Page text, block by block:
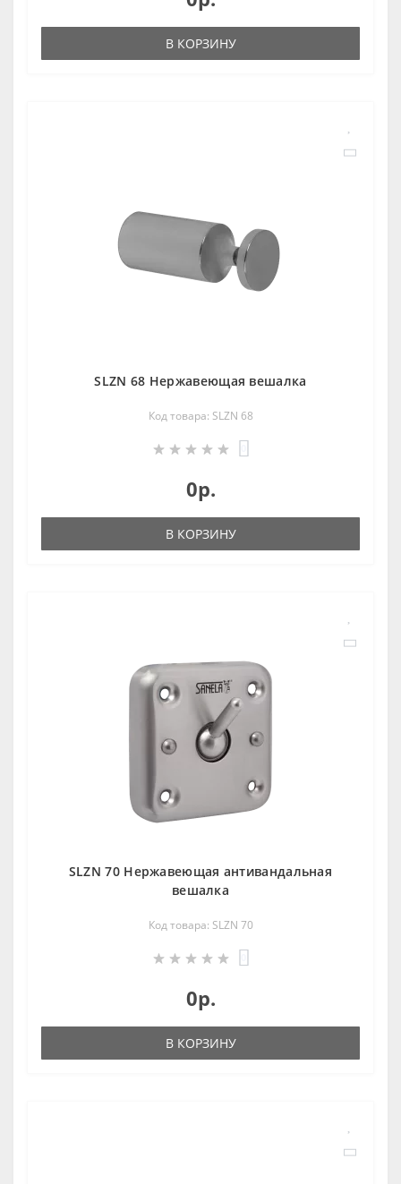
В КОРЗИНУ
SLZN 68 Нержавеющая вешалка
Код товара: SLZN 68
0р.
В КОРЗИНУ
SLZN 70 Нержавеющая антивандальная
вешалкa
Код товара: SLZN 70
0р.
В КОРЗИНУ